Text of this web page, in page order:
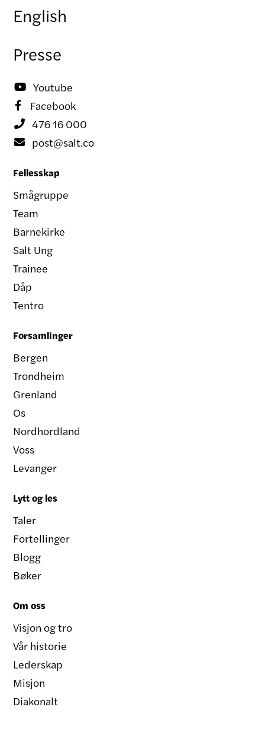
English
Presse
 Youtube
 Facebook
 476 16 000
 post@salt.co
Fellesskap
Smågruppe
Team
Barnekirke
Salt Ung
Trainee
Dåp
Tentro
Forsamlinger
Bergen
Trondheim
Grenland
Os
Nordhordland
Voss
Levanger
Lytt og les
Taler
Fortellinger
Blogg
Bøker
Om oss
Visjon og tro
Vår historie
Lederskap
Misjon
Diakonalt